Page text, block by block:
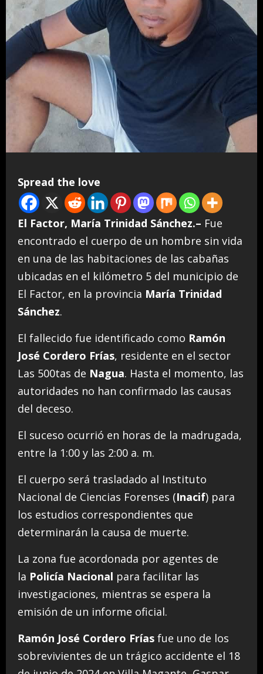
Spread the love
El Factor, María Trinidad Sánchez.– Fue
encontrado el cuerpo de un hombre sin vida
en una de las habitaciones de las cabañas
ubicadas en el kilómetro 5 del municipio de
El Factor, en la provincia María Trinidad
Sánchez.
El fallecido fue identificado como Ramón
José Cordero Frías, residente en el sector
Las 500tas de Nagua. Hasta el momento, las
autoridades no han confirmado las causas
del deceso.
El suceso ocurrió en horas de la madrugada,
entre la 1:00 y las 2:00 a. m.
El cuerpo será trasladado al Instituto
Nacional de Ciencias Forenses (Inacif) para
los estudios correspondientes que
determinarán la causa de muerte.
La zona fue acordonada por agentes de
la Policía Nacional para facilitar las
investigaciones, mientras se espera la
emisión de un informe oficial.
Ramón José Cordero Frías fue uno de los
sobrevivientes de un trágico accidente el 18